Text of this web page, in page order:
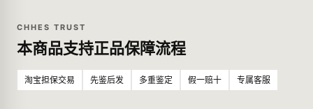
CHHES TRUST
本商品支持正品保障流程
淘宝担保交易 先鉴后发 多重鉴定 假一赔十 专属客服